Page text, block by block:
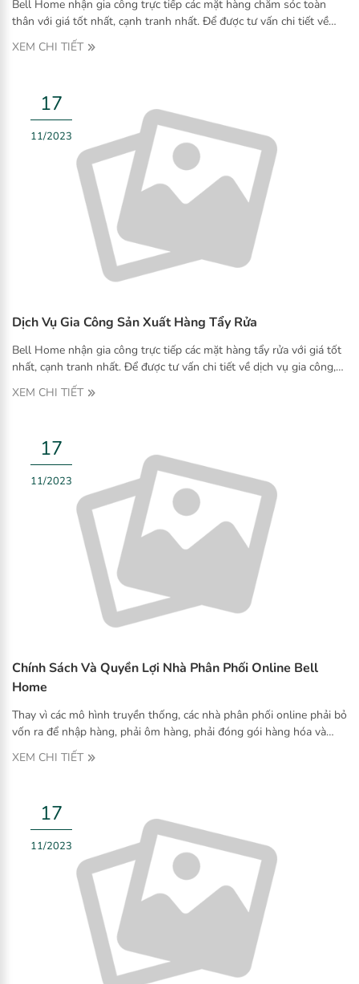
Bell Home nhận gia công trực tiếp các mặt hàng chăm sóc toàn
thân với giá tốt nhất, cạnh tranh nhất. Để được tư vấn chi tiết về
dịch vụ gia công, vui lòng liên hệ Hotline 0906.173.567 hoặc để lại
thông tin liên hệ tại mục đăng ký nhận tin để được hỗ trợ sớm
XEM CHI TIẾT
17
11/2023
Dịch Vụ Gia Công Sản Xuất Hàng Tẩy Rửa
Bell Home nhận gia công trực tiếp các mặt hàng tẩy rửa với giá tốt
nhất, cạnh tranh nhất. Để được tư vấn chi tiết về dịch vụ gia công,
vui lòng liên hệ Hotline 0906.173.567 hoặc để lại thông tin liên hệ
tại mục đăng ký nhận tin để được hỗ trợ sớm nhất.
XEM CHI TIẾT
17
11/2023
Chính Sách Và Quyền Lợi Nhà Phân Phối Online Bell
Home
Thay vì các mô hình truyền thống, các nhà phân phối online phải bỏ
vốn ra để nhập hàng, phải ôm hàng, phải đóng gói hàng hóa và
giao hàng. Thì đến với Bell Home, ở vị trí Nhà phân phối Online sẽ
có 3 không: không ôm hàng, không nhập hàng, không giao hàng
XEM CHI TIẾT
17
11/2023